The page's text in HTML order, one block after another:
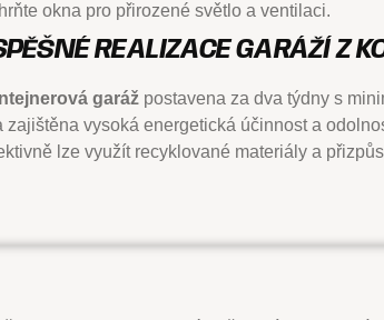
okna pro přirozené světlo a ventilaci.
REALIZACE GARÁŽÍ Z
garáž postavena za dva týdny s
vysoká energetická účinnost a
lze využít recyklované materiály a